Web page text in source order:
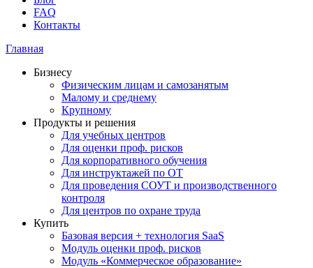
FAQ
Контакты
Главная
Бизнесу
Физическим лицам и самозанятым
Малому и среднему
Крупному
Продукты и решения
Для учебных центров
Для оценки проф. рисков
Для корпоративного обучения
Для инструктажей по ОТ
Для проведения СОУТ и производственного
контроля
Для центров по охране труда
Купить
Базовая версия + технология SaaS
Модуль оценки проф. рисков
Модуль «Коммерческое образование»